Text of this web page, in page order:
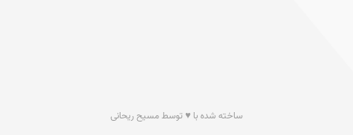
ساخته شده با ♥ توسط مسیح ریحانی